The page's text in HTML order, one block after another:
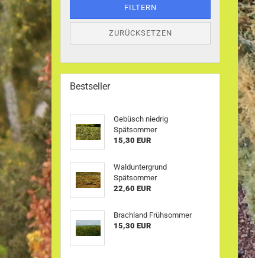
FILTERN
ZURÜCKSETZEN
Bestseller
Gebüsch niedrig
Spätsommer
15,30 EUR
Walduntergrund
Spätsommer
22,60 EUR
Brachland Frühsommer
15,30 EUR